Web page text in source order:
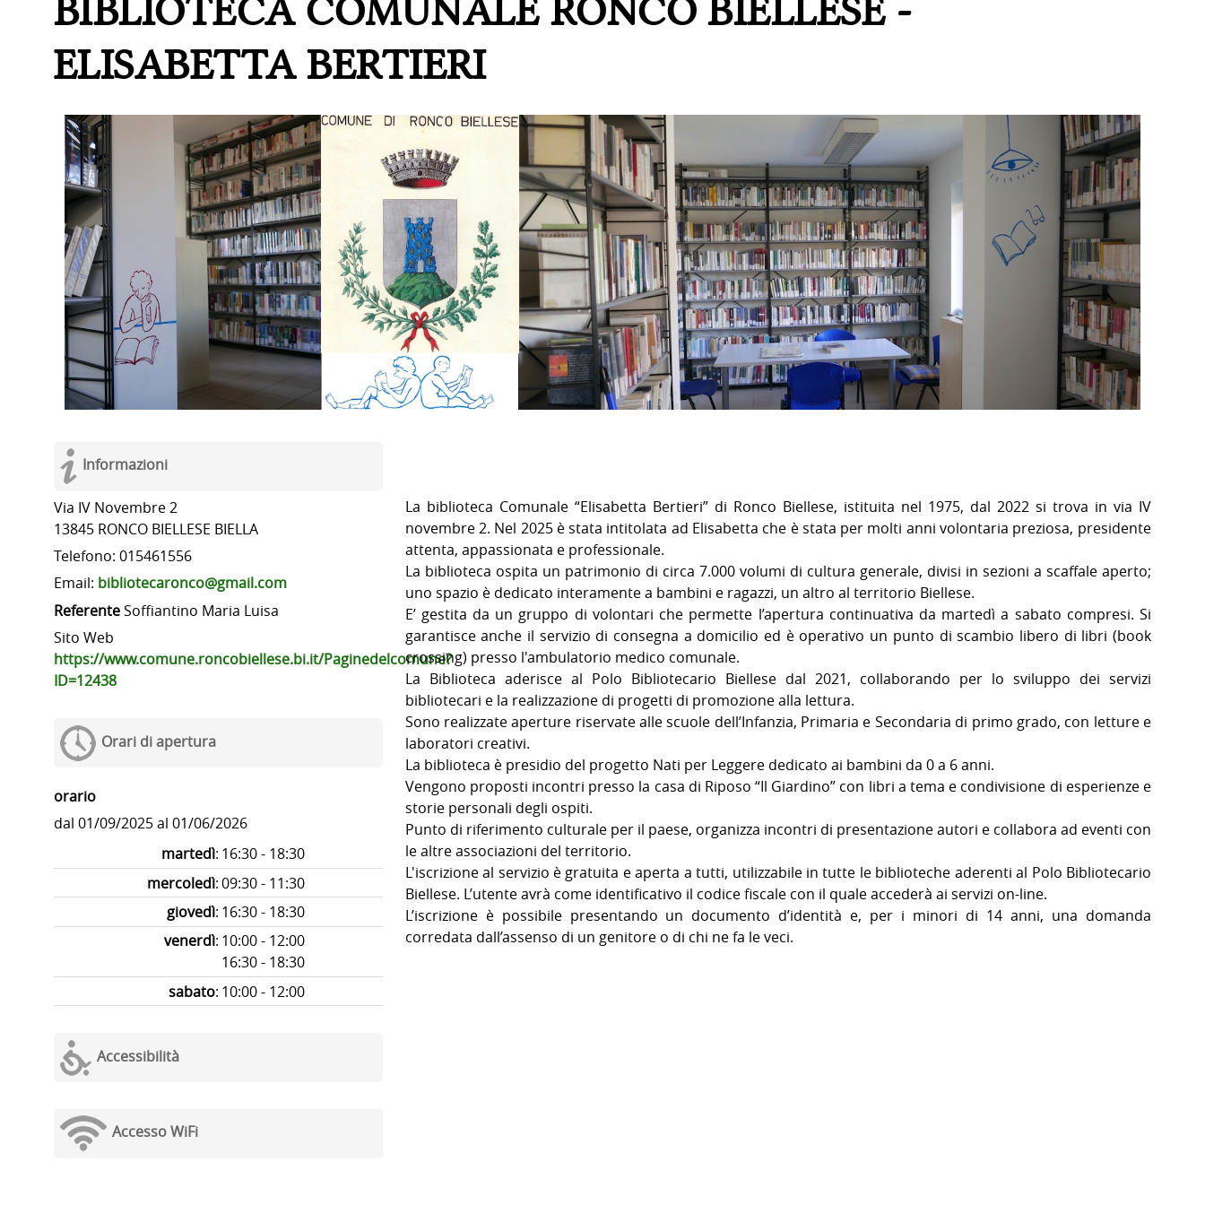
BIBLIOTECA COMUNALE RONCO BIELLESE -
ELISABETTA BERTIERI
Informazioni
Via IV Novembre 2
13845 RONCO BIELLESE BIELLA
Telefono: 015461556
Email: bibliotecaronco@gmail.com
ReferenteSoffiantino Maria Luisa
Sito Web
https://www.comune.roncobiellese.bi.it/Paginedelcomune?
ID=12438
Orari di apertura
orario
dal 01/09/2025 al 01/06/2026
martedì: 16:30 - 18:30
mercoledì:09:30 - 11:30
giovedì: 16:30 - 18:30
venerdì: 10:00 - 12:00
16:30 - 18:30
sabato: 10:00 - 12:00
Accessibilità
Accesso WiFi
La biblioteca Comunale “Elisabetta Bertieri” di Ronco Biellese, istituita nel 1975, dal 2022 si trova in via IV
novembre 2. Nel 2025 è stata intitolata ad Elisabetta che è stata per molti anni volontaria preziosa, presidente
attenta, appassionata e professionale.
La biblioteca ospita un patrimonio di circa 7.000 volumi di cultura generale, divisi in sezioni a scaffale aperto;
uno spazio è dedicato interamente a bambini e ragazzi, un altro al territorio Biellese.
E’ gestita da un gruppo di volontari che permette l’apertura continuativa da martedì a sabato compresi. Si
garantisce anche il servizio di consegna a domicilio ed è operativo un punto di scambio libero di libri (book
crossing) presso l'ambulatorio medico comunale.
La Biblioteca aderisce al Polo Bibliotecario Biellese dal 2021, collaborando per lo sviluppo dei servizi
bibliotecari e la realizzazione di progetti di promozione alla lettura.
Sono realizzate aperture riservate alle scuole dell’Infanzia, Primaria e Secondaria di primo grado, con letture e
laboratori creativi.
La biblioteca è presidio del progetto Nati per Leggere dedicato ai bambini da 0 a 6 anni.
Vengono proposti incontri presso la casa di Riposo “Il Giardino” con libri a tema e condivisione di esperienze e
storie personali degli ospiti.
Punto di riferimento culturale per il paese, organizza incontri di presentazione autori e collabora ad eventi con
le altre associazioni del territorio.
L'iscrizione al servizio è gratuita e aperta a tutti, utilizzabile in tutte le biblioteche aderenti al Polo Bibliotecario
Biellese. L’utente avrà come identificativo il codice fiscale con il quale accederà ai servizi on-line.
L’iscrizione è possibile presentando un documento d’identità e, per i minori di 14 anni, una domanda
corredata dall’assenso di un genitore o di chi ne fa le veci.